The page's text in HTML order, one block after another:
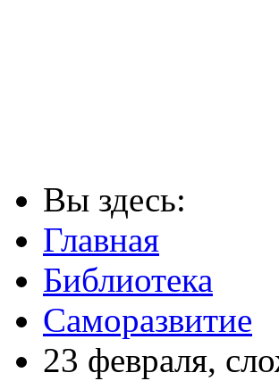
Вы здесь:
Главная
Библиотека
Саморазвитие
23 февраля,